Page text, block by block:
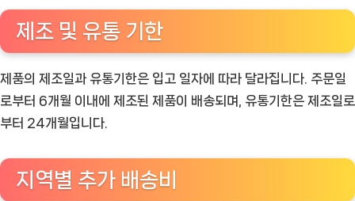
제조 및 유통 기한
제품의 제조일과 유통기한은 입고 일자에 따라 달라집니다. 주문일
로부터 6개월 이내에 제조된 제품이 배송되며, 유통기한은 제조일로
부터 24개월입니다.
지역별 추가 배송비